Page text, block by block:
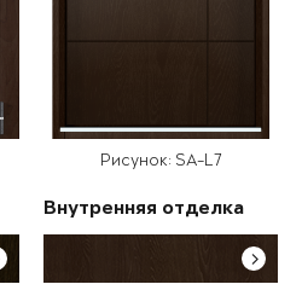
Рисунок: SA-L7
Внутренняя отделка